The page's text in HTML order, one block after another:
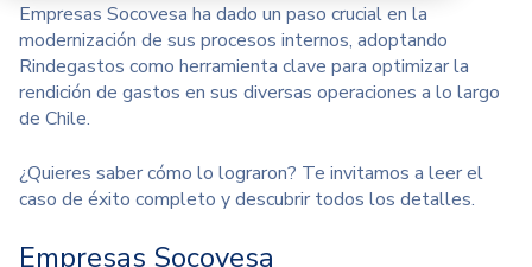
Empresas Socovesa ha dado un paso crucial en la
modernización de sus procesos internos, adoptando
Rindegastos como herramienta clave para optimizar la
rendición de gastos en sus diversas operaciones a lo largo
de Chile.
¿Quieres saber cómo lo lograron? Te invitamos a leer el
caso de éxito completo y descubrir todos los detalles.
Empresas Socovesa